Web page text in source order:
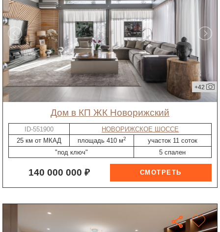
+42
дом в КП ЖК Новорижский
ID-551900
НОВОРИЖСКОЕ ШОССЕ
25 км от МКАД
площадь 410 м2
участок 11 соток
"под ключ"
5 спален
140 000 000 ₽